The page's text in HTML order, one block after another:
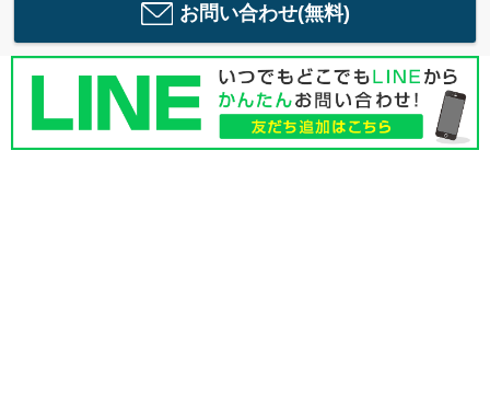
お問い合わせ(無料)